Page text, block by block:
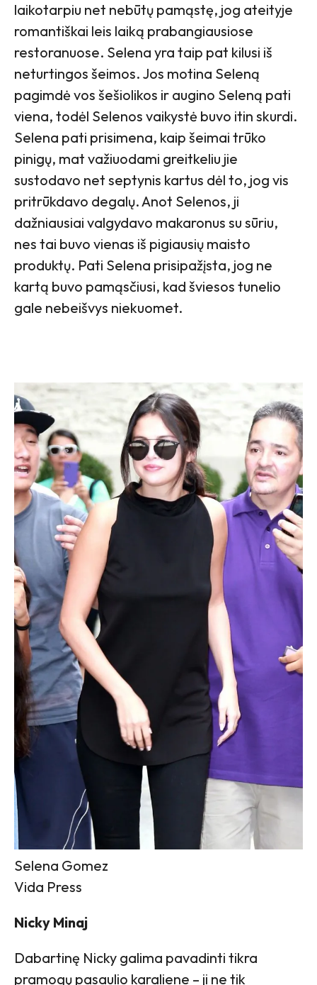
laikotarpiu net nebūtų pamąstę, jog ateityje
romantiškai leis laiką prabangiausiose
restoranuose. Selena yra taip pat kilusi iš
neturtingos šeimos. Jos motina Seleną
pagimdė vos šešiolikos ir augino Seleną pati
viena, todėl Selenos vaikystė buvo itin skurdi.
Selena pati prisimena, kaip šeimai trūko
pinigų, mat važiuodami greitkeliu jie
sustodavo net septynis kartus dėl to, jog vis
pritrūkdavo degalų. Anot Selenos, ji
dažniausiai valgydavo makaronus su sūriu,
nes tai buvo vienas iš pigiausių maisto
produktų. Pati Selena prisipažįsta, jog ne
kartą buvo pamąsčiusi, kad šviesos tunelio
gale nebeišvys niekuomet.
Selena Gomez
Vida Press
Nicky Minaj
Dabartinę Nicky galima pavadinti tikra
pramogų pasaulio karaliene – ji ne tik